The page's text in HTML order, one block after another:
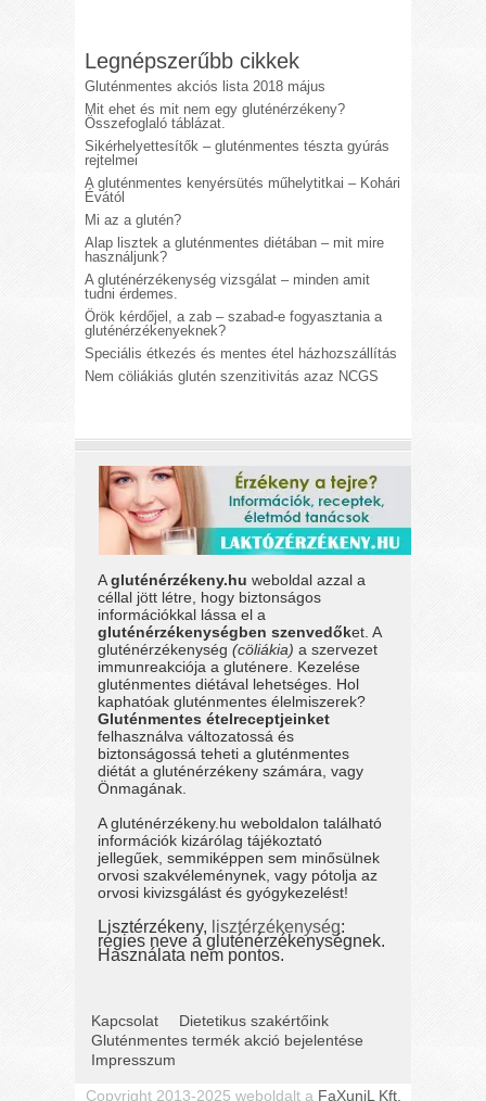
Legnépszerűbb cikkek
Gluténmentes akciós lista 2018 május
Mit ehet és mit nem egy gluténérzékeny?
Összefoglaló táblázat.
Sikérhelyettesítők – gluténmentes tészta gyúrás
rejtelmei
A gluténmentes kenyérsütés műhelytitkai – Kohári
Évától
Mi az a glutén?
Alap lisztek a gluténmentes diétában – mit mire
használjunk?
A gluténérzékenység vizsgálat – minden amit
tudni érdemes.
Örök kérdőjel, a zab – szabad-e fogyasztania a
gluténérzékenyeknek?
Speciális étkezés és mentes étel házhozszállítás
Nem cöliákiás glutén szenzitivitás azaz NCGS
Agluténérzékeny.hu weboldal azzal a
céllal jött létre, hogy biztonságos
információkkal lássa el a
gluténérzékenységben szenvedőket. A
gluténérzékenység(cöliákia) a szervezet
immunreakciója a gluténere. Kezelése
gluténmentes diétával lehetséges. Hol
kaphatóak gluténmentes élelmiszerek?
Gluténmentes ételreceptjeinket
felhasználva változatossá és
biztonságossá teheti a gluténmentes
diétát a gluténérzékeny számára, vagy
Önmagának.
A gluténérzékeny.hu weboldalon található
információk kizárólag tájékoztató
jellegűek, semmiképpen sem minősülnek
orvosi szakvéleménynek, vagy pótolja az
orvosi kivizsgálást és gyógykezelést!
Lisztérzékeny, lisztérzékenység:
régies neve a gluténérzékenységnek.
Használata nem pontos.
Kapcsolat
Dietetikus szakértőink
Gluténmentes termék akció bejelentése
Impresszum
Copyright 2013-2025 weboldalt a FaXuniL Kft.